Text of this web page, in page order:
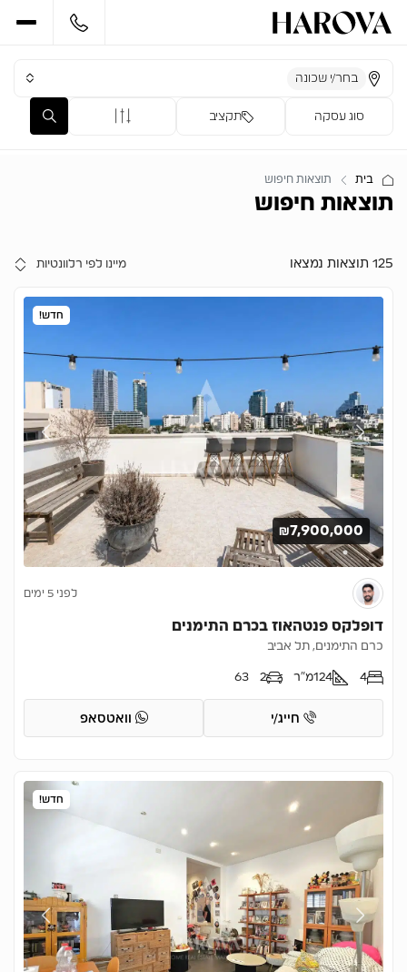
בחר/י שכונה
סוג עסקה תקציב
בית תוצאות חיפוש
תוצאות חיפוש
125 תוצאות נמצאו
חדש!
₪7,900,000
לפני 5 ימים
דופלקס פנטהאוז בכרם התימנים
כרם התימנים, תל אביב
4
124מ"ר 2
63
חייג/י וואטסאפ
חדש!